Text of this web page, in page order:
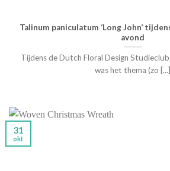
Talinum paniculatum ‘Long John’
avond
Tijdens de Dutch Floral Design
was het thema (zo [...]
31
okt